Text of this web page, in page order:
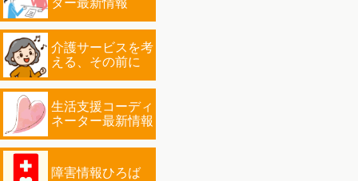
介護サービスを考
える、その前に
生活支援コーディ
ネーター最新情報
障害情報ひろば